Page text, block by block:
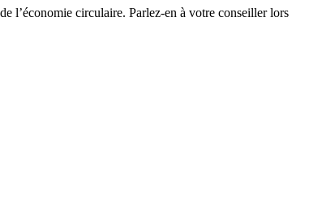
l’économie circulaire. Parlez-en à votre conseiller lors